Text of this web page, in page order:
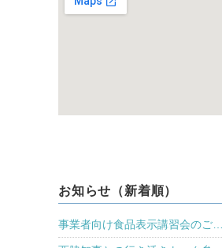
お知らせ（新着順）
事業者向け食品表示講習会のご…